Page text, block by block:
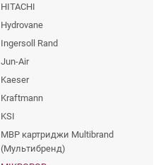
HITACHI
Hydrovane
Ingersoll Rand
Jun-Air
Kaeser
Kraftmann
KSI
MBP картриджи Multibrand
(Мультибренд)